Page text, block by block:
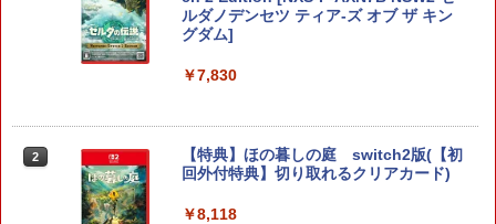
ルダノデンセツ ティア-ズ オブ ザ キン
グダム]
￥7,830
2
【特典】ほの暮しの庭 switch2版(【初
回外付特典】切り取れるクリアカード)
￥8,118